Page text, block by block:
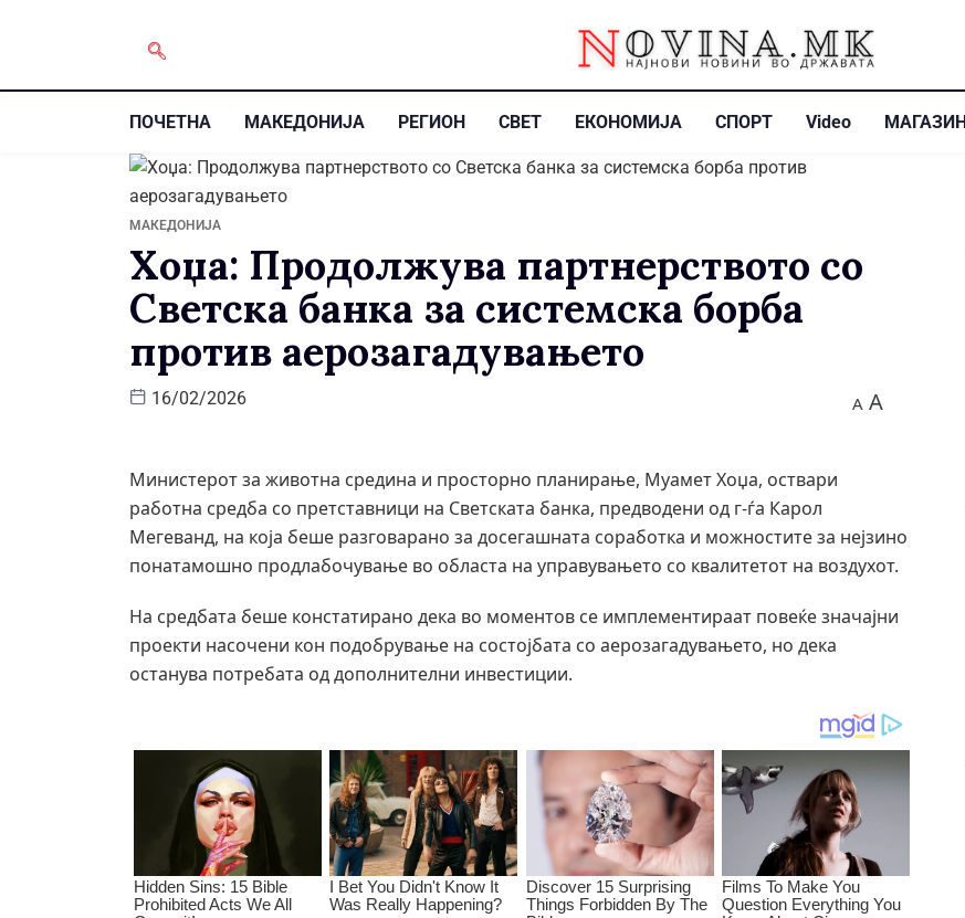
ПОЧЕТНА МАКЕДОНИЈА РЕГИОН СВЕТ ЕКОНОМИЈА СПОРТ Video МАГАЗИН
МАКЕДОНИЈА
Хоџа: Продолжува партнерството со
Светска банка за системска борба
против аерозагадувањето
16/02/2026 A A
Министерот за животна средина и просторно планирање, Муамет Хоџа, оствари
работна средба со претставници на Светската банка, предводени од г-ѓа Карол
Мегеванд, на која беше разговарано за досегашната соработка и можностите за нејзино
понатамошно продлабочување во областа на управувањето со квалитетот на воздухот.
На средбата беше констатирано дека во моментов се имплементираат повеќе значајни
проекти насочени кон подобрување на состојбата со аерозагадувањето, но дека
останува потребата од дополнителни инвестиции.